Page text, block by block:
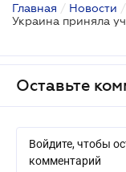
Главная / Новости /
Оставьте
Войдите, чтобы
комментарий